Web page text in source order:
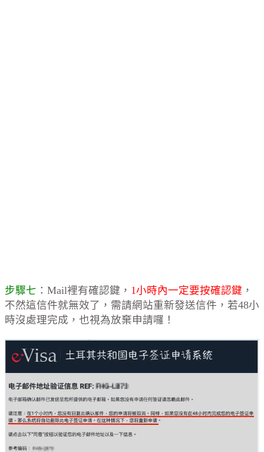
步驟七 ：Mail裡有確認鍵， 1小時內一定要按確認鍵 ，
不然這信件就無效了，需請網站重新發送信件，若48小
時沒處理完成，也視為放棄申請囉！